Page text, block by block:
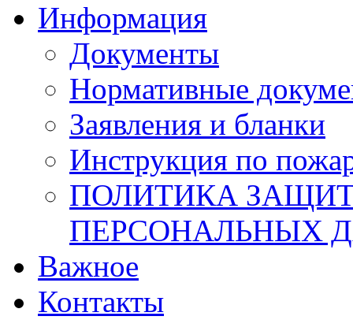
Информация
Документы
Нормативные
Заявления и бланки
Инструкция по
ПОЛИТИКА
ПЕРСОНАЛЬНЫХ
Важное
Контакты